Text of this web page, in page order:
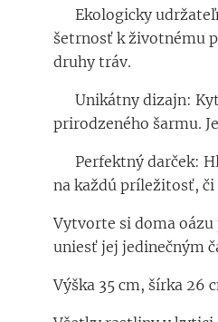
🌿 Ekologicky
šetrnosť k životnému
druhy tráv.
💐 Unikátny dizajn:
prirodzeného šarmu.
🎁 Perfektný darček:
na každú príležitosť, či
Vytvorte si doma oázu
uniesť jej jedinečným
Výška 35 cm, šírka 26